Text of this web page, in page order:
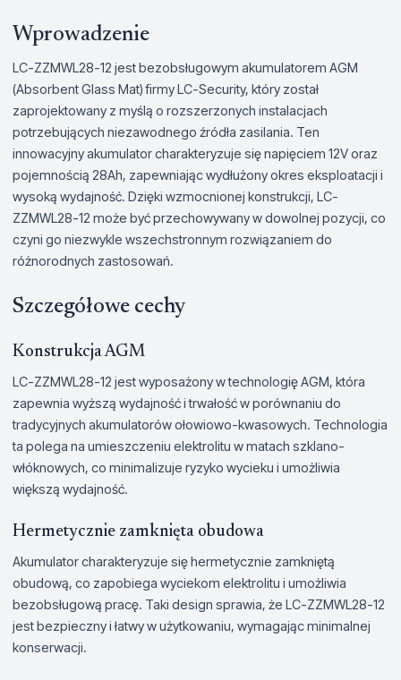
Wprowadzenie
LC-ZZMWL28-12 jest bezobsługowym akumulatorem AGM
(Absorbent Glass Mat) firmy LC-Security, który został
zaprojektowany z myślą o rozszerzonych instalacjach
potrzebujących niezawodnego źródła zasilania. Ten
innowacyjny akumulator charakteryzuje się napięciem 12V oraz
pojemnością 28Ah, zapewniając wydłużony okres eksploatacji i
wysoką wydajność. Dzięki wzmocnionej konstrukcji, LC-
ZZMWL28-12 może być przechowywany w dowolnej pozycji, co
czyni go niezwykle wszechstronnym rozwiązaniem do
różnorodnych zastosowań.
Szczegółowe cechy
Konstrukcja AGM
LC-ZZMWL28-12 jest wyposażony w technologię AGM, która
zapewnia wyższą wydajność i trwałość w porównaniu do
tradycyjnych akumulatorów ołowiowo-kwasowych. Technologia
ta polega na umieszczeniu elektrolitu w matach szklano-
włóknowych, co minimalizuje ryzyko wycieku i umożliwia
większą wydajność.
Hermetycznie zamknięta obudowa
Akumulator charakteryzuje się hermetycznie zamkniętą
obudową, co zapobiega wyciekom elektrolitu i umożliwia
bezobsługową pracę. Taki design sprawia, że LC-ZZMWL28-12
jest bezpieczny i łatwy w użytkowaniu, wymagając minimalnej
konserwacji.